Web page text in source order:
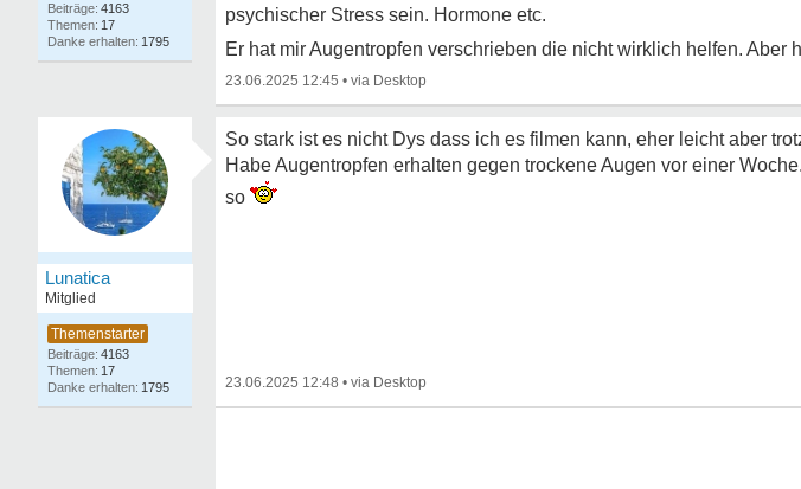
4163
17
1795
psychischer Stress sein. Hormone etc.
Er hat mir Augentropfen verschrieben die nicht wirklich helfen. Aber
23.06.2025 12:45 •
Lunatica
Mitglied
4163
17
1795
So stark ist es nicht Dys dass ich es filmen kann, eher leicht aber
Habe Augentropfen erhalten gegen trockene Augen vor einer
so
23.06.2025 12:48 •